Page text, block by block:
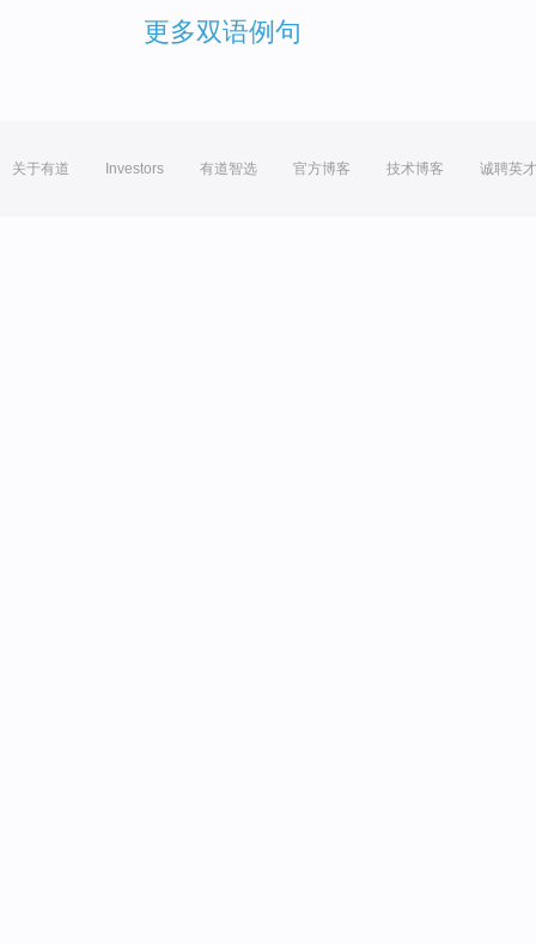
更多双语例句
关于有道 Investors 有道智选 官方博客 技术博客 诚聘英才